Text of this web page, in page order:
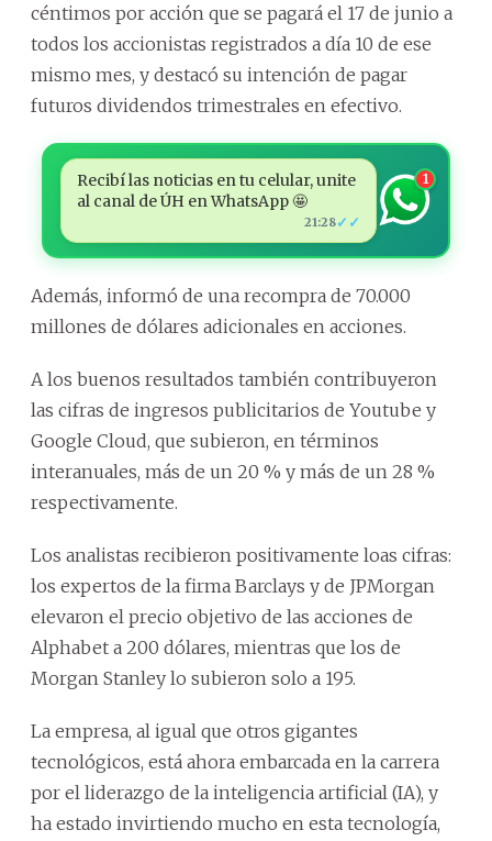
céntimos por acción que se pagará el 17 de junio a
todos los accionistas registrados a día 10 de ese
mismo mes, y destacó su intención de pagar
futuros dividendos trimestrales en efectivo.
Recibí las noticias en tu celular, unite
al canal de ÚH en WhatsApp 🤩
21:28✓✓
1
Además, informó de una recompra de 70.000
millones de dólares adicionales en acciones.
A los buenos resultados también contribuyeron
las cifras de ingresos publicitarios de Youtube y
Google Cloud, que subieron, en términos
interanuales, más de un 20 % y más de un 28 %
respectivamente.
Los analistas recibieron positivamente loas cifras:
los expertos de la firma Barclays y de JPMorgan
elevaron el precio objetivo de las acciones de
Alphabet a 200 dólares, mientras que los de
Morgan Stanley lo subieron solo a 195.
La empresa, al igual que otros gigantes
tecnológicos, está ahora embarcada en la carrera
por el liderazgo de la inteligencia artificial (IA), y
ha estado invirtiendo mucho en esta tecnología,